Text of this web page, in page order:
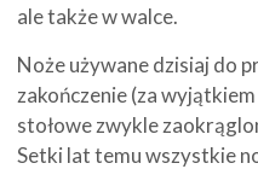
ale także w walce.
Noże używane dzisiaj do
zakończenie (za
stołowe zwykle
Setki lat temu wszystkie